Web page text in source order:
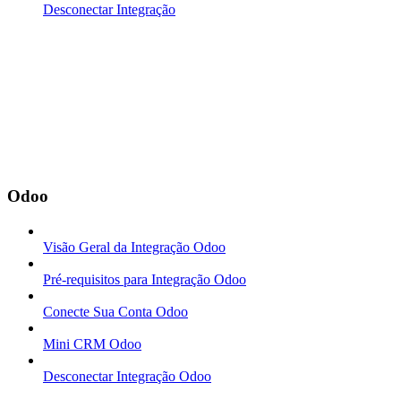
Desconectar Integração
Odoo
Visão Geral da Integração Odoo
Pré-requisitos para Integração Odoo
Conecte Sua Conta Odoo
Mini CRM Odoo
Desconectar Integração Odoo